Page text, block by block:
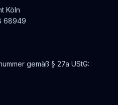
Köln
68949
gemäß § 27a UStG: